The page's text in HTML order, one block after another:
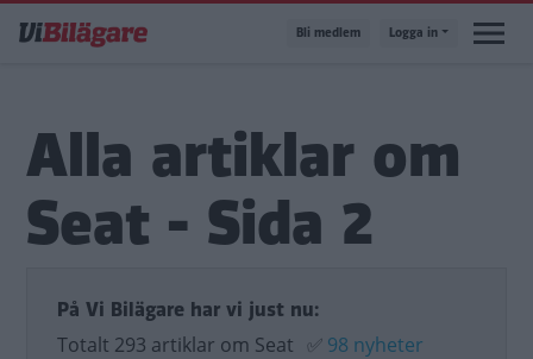
till
Bli medlem Logga in
Alla artiklar om
Seat - Sida 2
På Vi Bilägare har vi just nu:
Totalt 293 artiklar om Seat ✅ 98 nyheter